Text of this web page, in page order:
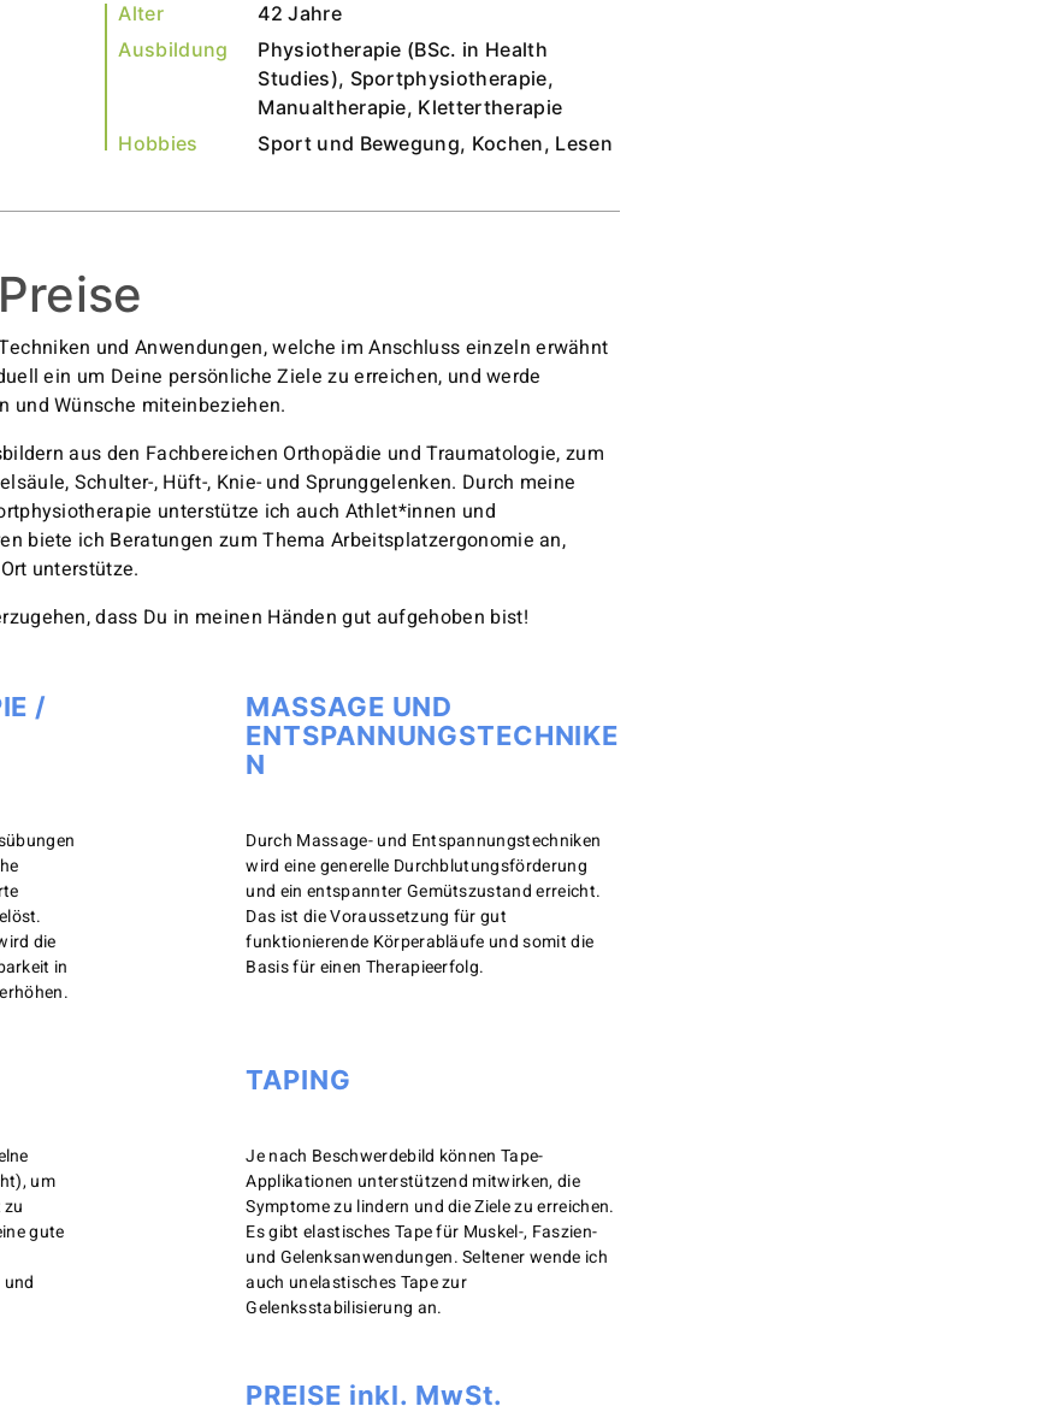
Alter
42 Jahre
Ausbildung
Physiotherapie (BSc. in Health
Studies), Sportphysiotherapie,
Manualtherapie, Klettertherapie
Hobbies
Sport und Bewegung, Kochen, Lesen
und Anwendungen, welche im Anschluss einzeln erwähnt
ein um Deine persönliche Ziele zu erreichen, und werde
und Wünsche miteinbeziehen.
aus den Fachbereichen Orthopädie und Traumatologie, zum
Schulter-, Hüft-, Knie- und Sprunggelenken. Durch meine
unterstütze ich auch Athlet*innen und
biete ich Beratungen zum Thema Arbeitsplatzergonomie an,
unterstütze.
dass Du in meinen Händen gut aufgehoben bist!
/
MASSAGE UND
ENTSPANNUNGSTECHNIKE
N
die
in
Durch Massage- und Entspannungstechniken
wird eine generelle Durchblutungsförderung
und ein entspannter Gemütszustand erreicht.
Das ist die Voraussetzung für gut
funktionierende Körperabläufe und somit die
Basis für einen Therapieerfolg.
TAPING
um
gute
Je nach Beschwerdebild können Tape-
Applikationen unterstützend mitwirken, die
Symptome zu lindern und die Ziele zu erreichen.
Es gibt elastisches Tape für Muskel-, Faszien-
und Gelenksanwendungen. Seltener wende ich
auch unelastisches Tape zur
Gelenksstabilisierung an.
PREISE inkl. MwSt.